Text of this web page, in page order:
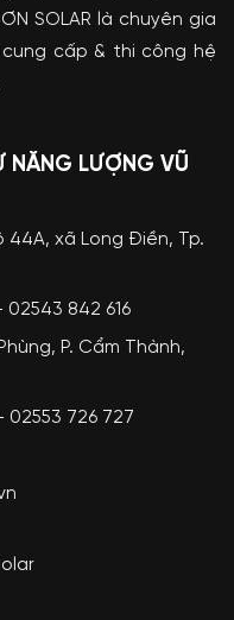
SOLAR là chuyên gia
cấp & thi công hệ
NĂNG LƯỢNG VŨ
44A, xã Long Điền, Tp.
842 616
P. Cẩm Thành,
726 727